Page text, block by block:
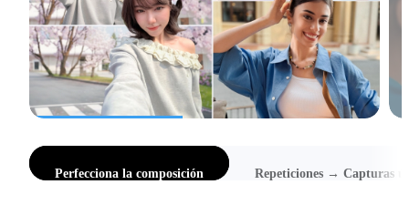
Repeticiones → Capturas únicas Selfies de